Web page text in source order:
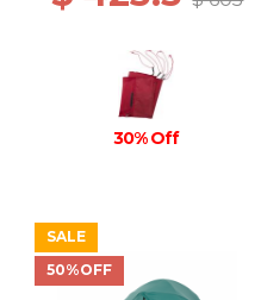
30% Off
SALE
50%OFF